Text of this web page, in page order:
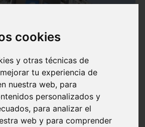
cookies
y otras técnicas de
tu experiencia de
nuestra web, para
personalizados y
para analizar el
web y para comprender
《 Horarios y Tarifas 2024 》